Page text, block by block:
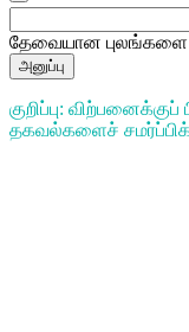
தேவையான புலங்களை
அனுப்பு
குறிப்பு:
தகவல்களைச்